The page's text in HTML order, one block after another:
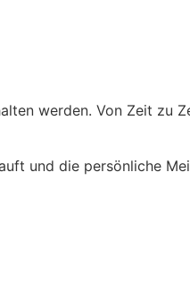
werden. Von Zeit zu
und die persönliche